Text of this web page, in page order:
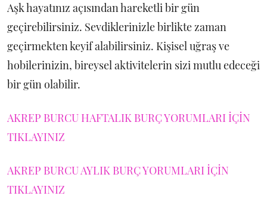
Aşk hayatınız açısından hareketli bir gün
geçirebilirsiniz. Sevdiklerinizle birlikte zaman
geçirmekten keyif alabilirsiniz. Kişisel uğraş ve
hobilerinizin, bireysel aktivitelerin sizi mutlu edeceği
bir gün olabilir.
AKREP BURCU HAFTALIK BURÇ YORUMLARI İÇİN
TIKLAYINIZ
AKREP BURCU AYLIK BURÇ YORUMLARI İÇİN
TIKLAYINIZ